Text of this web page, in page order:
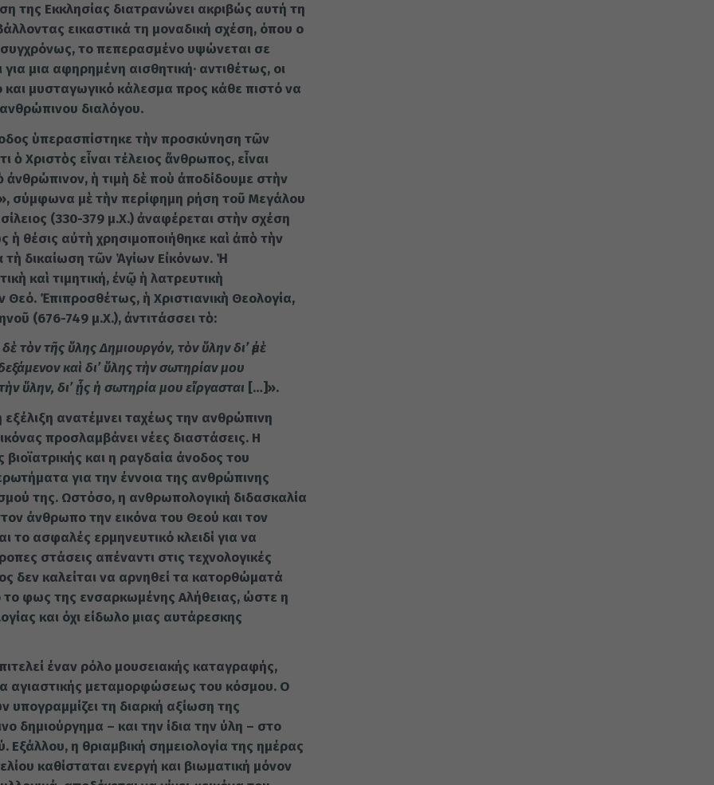
της Εκκλησίας διατρανώνει ακριβώς αυτή τη
εικαστικά τη μοναδική σχέση, όπου ο
το πεπερασμένο υψώνεται σε
μια αφηρημένη αισθητική· αντιθέτως, οι
και μυσταγωγικό κάλεσμα προς κάθε πιστό να
διαλόγου.
ὑπερασπίστηκε τὴν προσκύνηση τῶν
ὁ Χριστὸς εἶναι τέλειος ἄνθρωπος, εἶναι
ἀνθρώπινον, ἡ τιμὴ δὲ ποὺ ἀποδίδουμε στὴν
σύμφωνα μὲ τὴν περίφημη ρήση τοῦ Μεγάλου
(330-379 μ.Χ.) ἀναφέρεται στὴν σχέση
θέσις αὐτὴ χρησιμοποιήθηκε καὶ ἀπὸ τὴν
τὴ δικαίωση τῶν Ἁγίων Εἰκόνων. Ἡ
καὶ τιμητική, ἐνῷ ἡ λατρευτικὴ
Ἐπιπροσθέτως, ἡ Χριστιανικὴ Θεολογία,
(676-749 μ.Χ.), ἀντιτάσσει τὸ:
τῆς ὕλης Δημιουργόν, τὸν ὕλην δι’ ἐμὲ
καὶ δι’ ὕλης τὴν σωτηρίαν μου
ὕλην, δι’ ᾖς ἡ σωτηρία μου εἴργασται […]».
ανατέμνει ταχέως την ανθρώπινη
προσλαμβάνει νέες διαστάσεις. Η
και η ραγδαία άνοδος του
για την έννοια της ανθρώπινης
της. Ωστόσο, η ανθρωπολογική διδασκαλία
άνθρωπο την εικόνα του Θεού και τον
ασφαλές ερμηνευτικό κλειδί για να
στάσεις απέναντι στις τεχνολογικές
δεν καλείται να αρνηθεί τα κατορθώματά
φως της ενσαρκωμένης Αλήθειας, ώστε η
και όχι είδωλο μιας αυτάρεσκης
έναν ρόλο μουσειακής καταγραφής,
αγιαστικής μεταμορφώσεως του κόσμου. Ο
τη διαρκή αξίωση της
δημιούργημα – και την ίδια την ύλη – στο
η θριαμβική σημειολογία της ημέρας
καθίσταται ενεργή και βιωματική μόνον